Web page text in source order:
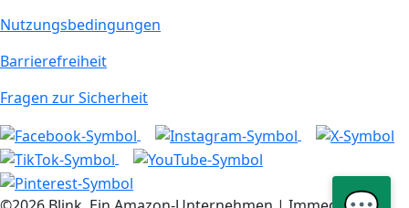
Nutzungsbedingungen
Barrierefreiheit
Fragen zur Sicherheit